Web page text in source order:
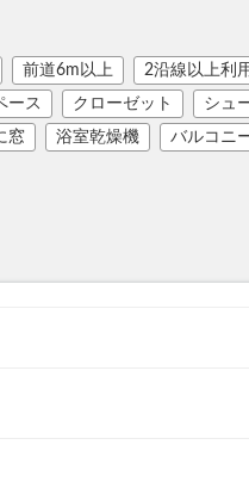
前道6m以上 2沿線以上利
ース クローゼット シュ
窓 浴室乾燥機 バルコニ